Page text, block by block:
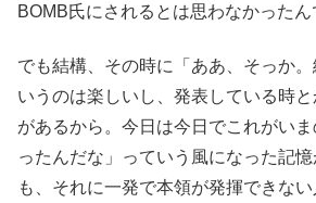
BOMB氏にされるとは思わなかったん
でも結構、その時に「ああ、そっか
いうのは楽しいし、発表している時
があるから。今日は今日でこれがい
ったんだな」っていう風になった記
も、それに一発で本領が発揮できな